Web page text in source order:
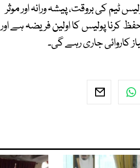
کی بروقت، پیشہ ورانہ اور موثر
کرنا پولیس کا اولین فریضہ ہے اور
کاروائی جاری رہے گی۔